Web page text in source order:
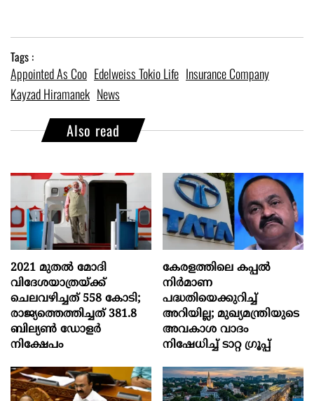
Tags :
Appointed As Coo Edelweiss Tokio Life Insurance Company
Kayzad Hiramanek News
Also read
2021 മുതൽ മോദി
വിദേശയാത്രയ്ക്ക്
ചെലവഴിച്ചത് 558 കോടി;
രാജ്യത്തെത്തിച്ചത് 381.8
ബില്യൺ ഡോളർ
നിക്ഷേപം
കേരളത്തിലെ കപ്പൽ
നിർമാണ
പദ്ധതിയെക്കുറിച്ച്
അറിയില്ല; മുഖ്യമന്ത്രിയുടെ
അവകാശ വാദം
നിഷേധിച്ച് ടാറ്റ ഗ്രൂപ്പ്